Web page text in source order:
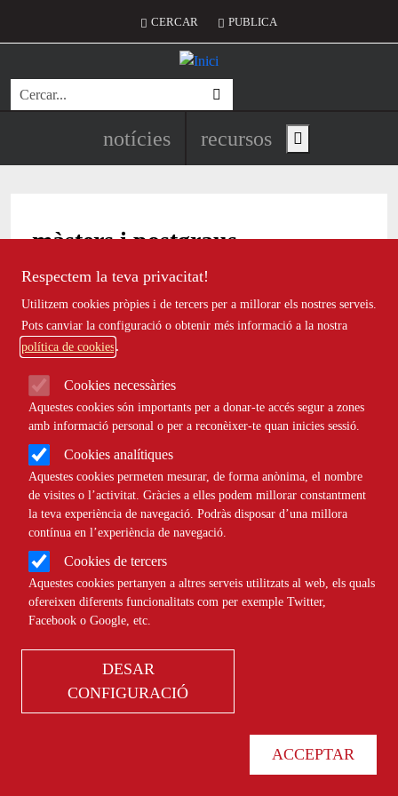
Respectem la teva privacitat!
Utilitzem cookies pròpies i de tercers per a millorar els nostres serveis.
Pots canviar la configuració o obtenir més informació a la nostra
política de cookies
Cookies necessàries
Aquestes cookies són importants per a donar-te accés segur a zones
amb informació personal o per a reconèixer-te quan inicies sessió.
Cookies analítiques
Aquestes cookies permeten mesurar, de forma anònima, el nombre
de visites o l’activitat. Gràcies a elles podem millorar constantment
la teva experiència de navegació. Podràs disposar d’una millora
contínua en l’experiència de navegació.
Cookies de tercers
Aquestes cookies pertanyen a altres serveis utilitzats al web, els quals
ofereixen diferents funcionalitats com per exemple Twitter,
Facebook o Google, etc.
DESAR
CONFIGURACIÓ
ACCEPTAR
Menú del compte d'usuari
CERCAR PUBLICA
Cerca
Navegació principal de
notícies recursos Show main menu
màsters i postgraus
Formacions per a la millora de l’atenció
en l’àmbit de la gent gran
RECURSOS FORMACIÓ
Recull de Màsters i Postgraus sobre
recursos humans i lideratge
RECURSOS FORMACIÓ
Estudis superiors en l’àmbit de la